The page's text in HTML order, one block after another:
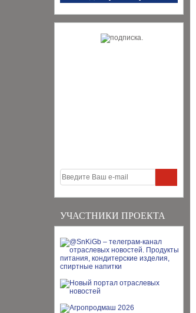
УЧАСТНИКИ ПРОЕКТА